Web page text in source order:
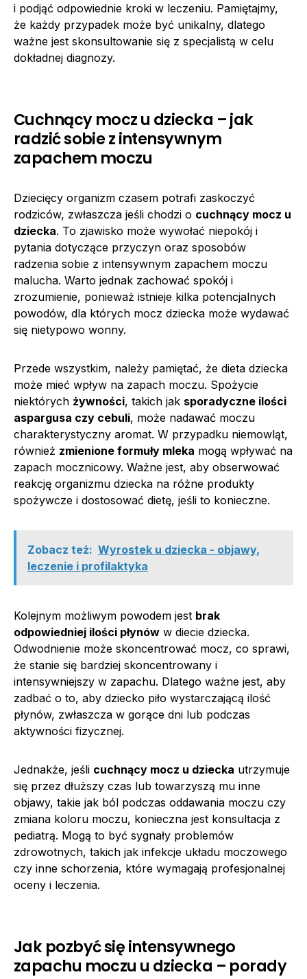
i podjąć odpowiednie kroki w leczeniu. Pamiętajmy,
że każdy przypadek może być unikalny, dlatego
ważne jest skonsultowanie się z specjalistą w celu
dokładnej diagnozy.
Cuchnący mocz u dziecka – jak
radzić sobie z intensywnym
zapachem moczu
Dziecięcy organizm czasem potrafi zaskoczyć
rodziców, zwłaszcza jeśli chodzi o cuchnący mocz u
dziecka. To zjawisko może wywołać niepokój i
pytania dotyczące przyczyn oraz sposobów
radzenia sobie z intensywnym zapachem moczu
malucha. Warto jednak zachować spokój i
zrozumienie, ponieważ istnieje kilka potencjalnych
powodów, dla których mocz dziecka może wydawać
się nietypowo wonny.
Przede wszystkim, należy pamiętać, że dieta dziecka
może mieć wpływ na zapach moczu. Spożycie
niektórych żywności, takich jak sporadyczne ilości
aspargusa czy cebuli, może nadawać moczu
charakterystyczny aromat. W przypadku niemowląt,
również zmienione formuły mleka mogą wpływać na
zapach mocznicowy. Ważne jest, aby obserwować
reakcję organizmu dziecka na różne produkty
spożywcze i dostosować dietę, jeśli to konieczne.
Zobacz też: Wyrostek u dziecka - objawy,
leczenie i profilaktyka
Kolejnym możliwym powodem jest brak
odpowiedniej ilości płynów w diecie dziecka.
Odwodnienie może skoncentrować mocz, co sprawi,
że stanie się bardziej skoncentrowany i
intensywniejszy w zapachu. Dlatego ważne jest, aby
zadbać o to, aby dziecko piło wystarczającą ilość
płynów, zwłaszcza w gorące dni lub podczas
aktywności fizycznej.
Jednakże, jeśli cuchnący mocz u dziecka utrzymuje
się przez dłuższy czas lub towarzyszą mu inne
objawy, takie jak ból podczas oddawania moczu czy
zmiana koloru moczu, konieczna jest konsultacja z
pediatrą. Mogą to być sygnały problemów
zdrowotnych, takich jak infekcje układu moczowego
czy inne schorzenia, które wymagają profesjonalnej
oceny i leczenia.
Jak pozbyć się intensywnego
zapachu moczu u dziecka – porady